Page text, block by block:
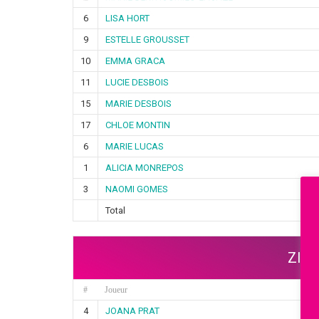
6
LISA HORT
9
ESTELLE GROUSSET
10
EMMA GRACA
11
LUCIE DESBOIS
15
MARIE DESBOIS
17
CHLOE MONTIN
6
MARIE LUCAS
1
ALICIA MONREPOS
3
NAOMI GOMES
Total
# Joueur
4 JOANA PRAT